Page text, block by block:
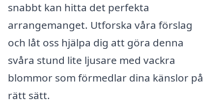
snabbt kan hitta det perfekta
arrangemanget. Utforska våra förslag
och låt oss hjälpa dig att göra denna
svåra stund lite ljusare med vackra
blommor som förmedlar dina känslor på
rätt sätt.